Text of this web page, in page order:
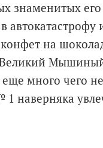
знаменитых его
на
Великий
много чего
1 наверняка
школьного